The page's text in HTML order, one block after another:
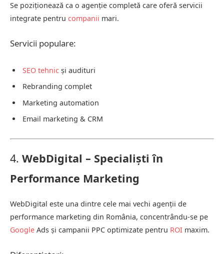
Se poziționează ca o agenție completă care oferă servicii
integrate pentru companii mari.
Servicii populare:
SEO tehnic și audituri
Rebranding complet
Marketing automation
Email marketing & CRM
4. WebDigital – Specialiști în
Performance Marketing
WebDigital este una dintre cele mai vechi agenții de
performance marketing din România, concentrându-se pe
Google Ads și campanii PPC optimizate pentru ROI maxim.